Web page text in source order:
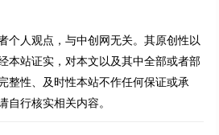
个人观点，与中创网无关。其原创性以
本站证实，对本文以及其中全部或者部
整性、及时性本站不作任何保证或承
自行核实相关内容。